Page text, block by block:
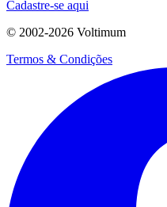
Cadastre-se aqui
© 2002-2026 Voltimum
Termos & Condições